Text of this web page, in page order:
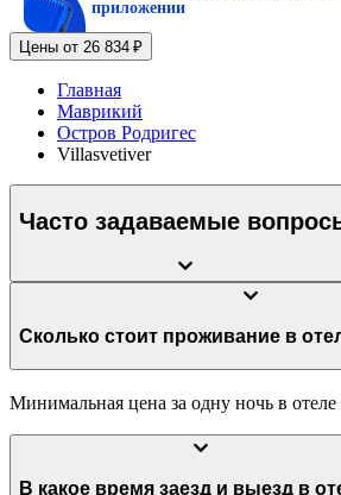
приложении
Цены от 26 834 ₽
Главная
Маврикий
Остров Родригес
Villasvetiver
Часто задаваемые
Сколько
Минимальная цена за одну ночь в отеле
В какое